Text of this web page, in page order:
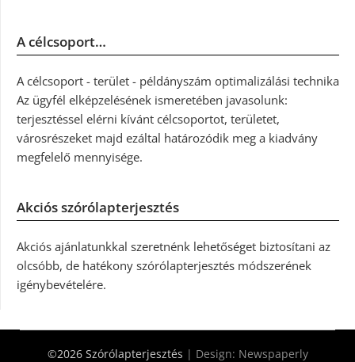
A célcsoport…
A célcsoport - terület - példányszám optimalizálási technika
Az ügyfél elképzelésének ismeretében javasolunk:
terjesztéssel elérni kívánt célcsoportot, területet,
városrészeket majd ezáltal határozódik meg a kiadvány
megfelelő mennyisége.
Akciós szórólapterjesztés
Akciós ajánlatunkkal szeretnénk lehetőséget biztosítani az
olcsóbb, de hatékony szórólapterjesztés módszerének
igénybevételére.
©2026 Szórólapterjesztés | Design: Newspaperly